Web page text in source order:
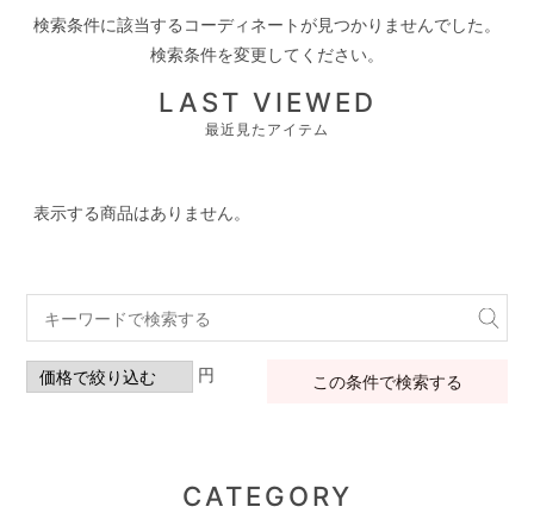
検索条件に該当するコーディネートが見つかりませんでした。
検索条件を変更してください。
LAST VIEWED
最近見たアイテム
表示する商品はありません。
円 この条件で検索する
CATEGORY